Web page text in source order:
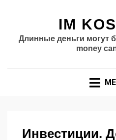
IM
Длинные деньги могут
money
Инвестиции.